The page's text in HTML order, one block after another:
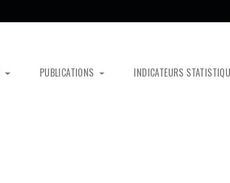
PUBLICATIONS INDICATEURS